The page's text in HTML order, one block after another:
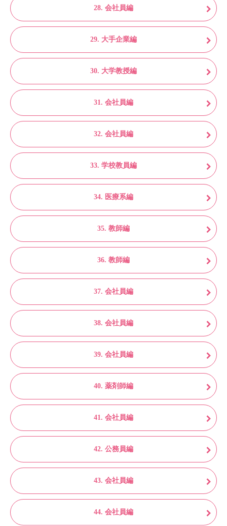
28. 会社員編
29. 大手企業編
30. 大学教授編
31. 会社員編
32. 会社員編
33. 学校教員編
34. 医療系編
35. 教師編
36. 教師編
37. 会社員編
38. 会社員編
39. 会社員編
40. 薬剤師編
41. 会社員編
42. 公務員編
43. 会社員編
44. 会社員編